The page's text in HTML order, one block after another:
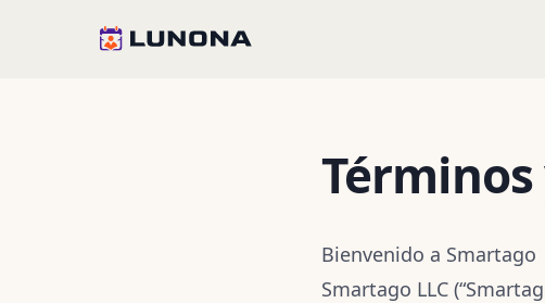
Bienvenido a Smartago
Smartago LLC